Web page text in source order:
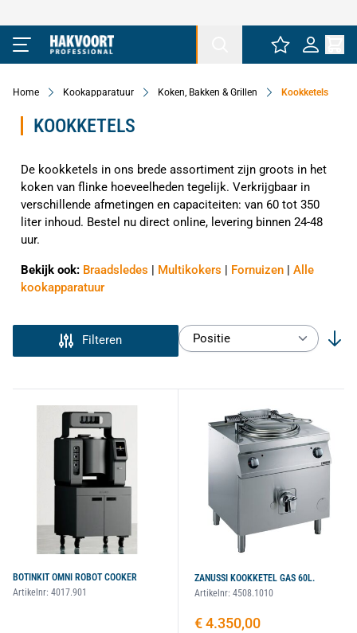
Ga naar de inhoud
Home Kookapparatuur Koken, Bakken & Grillen Kookketels
KOOKKETELS
De kookketels in ons brede assortiment zijn groots in het
koken van flinke hoeveelheden tegelijk. Verkrijgbaar in
verschillende afmetingen en capaciteiten: van 60 tot 350
liter inhoud. Bestel nu direct online, levering binnen 24-48
uur.
Bekijk ook: Braadsledes | Multikokers | Fornuizen | Alle
kookapparatuur
Filteren
BOTINKIT OMNI ROBOT COOKER
Artikelnr: 4017.901
ZANUSSI KOOKKETEL GAS 60L.
Artikelnr: 4508.1010
Speciale prijs
€ 4.350,00